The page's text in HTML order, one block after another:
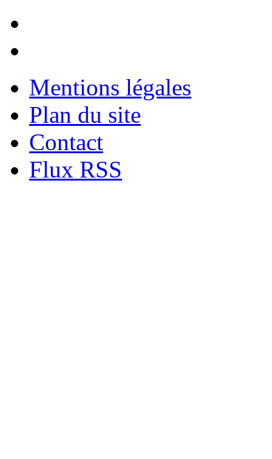
Mentions légales
Plan du site
Contact
Flux RSS